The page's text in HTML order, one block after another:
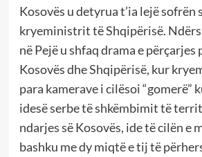
Kosovës u detyrua t’ia lejë sofrën
kryeministrit të Shqipërisë.
në Pejë u shfaq drama e
Kosovës dhe Shqipërisë, kur
para kamerave i cilësoi “gomerë”
idesë serbe të shkëmbimit të
ndarjes së Kosovës, ide të cilën e
bashku me dy miqtë e tij të